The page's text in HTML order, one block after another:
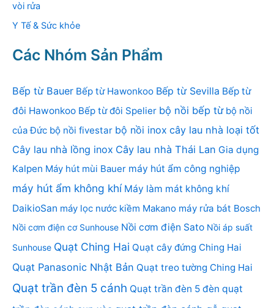
vòi rửa
Y Tế & Sức khỏe
Các Nhóm Sản Phẩm
Bếp từ Bauer Bếp từ Hawonkoo Bếp từ Sevilla Bếp từ
đôi Hawonkoo Bếp từ đôi Spelier bộ nồi bếp từ bộ nồi
của Đức bộ nồi fivestar bộ nồi inox cây lau nhà loại tốt
Cây lau nhà lồng inox Cây lau nhà Thái Lan Gia dụng
Kalpen Máy hút mùi Bauer máy hút ẩm công nghiệp
máy hút ẩm không khí Máy làm mát không khí
DaikioSan máy lọc nước kiềm Makano máy rửa bát Bosch
Nồi cơm điện cơ Sunhouse Nồi cơm điện Sato Nồi áp suất
Sunhouse Quạt Ching Hai Quạt cây đứng Ching Hai
Quạt Panasonic Nhật Bản Quạt treo tường Ching Hai
Quạt trần đèn 5 cánh Quạt trần đèn 5 đèn quạt